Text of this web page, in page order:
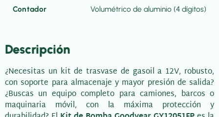
Contador Volumétrico de aluminio (4 dígitos)
Descripción
¿Necesitas un kit de trasvase de gasoil a 12V, robusto,
con soporte para almacenaje y mayor presión de salida?
¿Buscas un equipo completo para camiones, barcos o
maquinaria móvil, con la máxima protección y